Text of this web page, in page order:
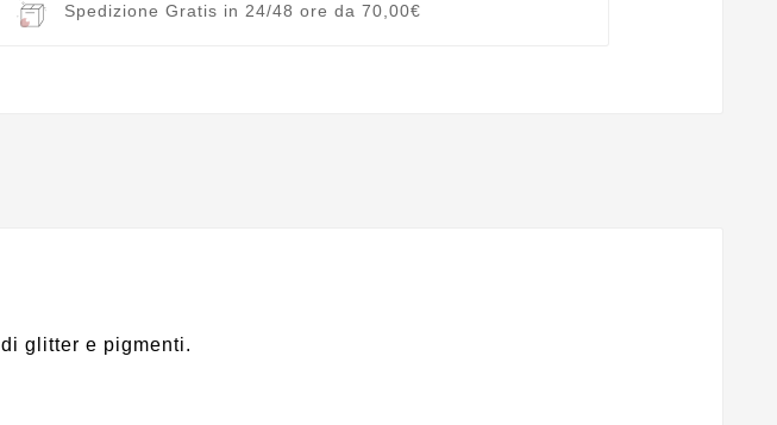
Spedizione Gratis in 24/48 ore da 70,00€
glitter e pigmenti.